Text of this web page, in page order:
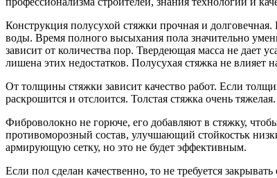
Конструкция полусухой стяжки прочная и
воды. Время полного высыхания пола значительно
зависит от количества пор. Твердеющая масса не дает
лишена этих недостатков. Полусухая стяжка не влияет
От толщины стяжки зависит качество работ. Если
раскрошится и отслоится. Толстая стяжка очень
Фиброволокно не горюче, его добавляют в стяжку,
противоморозный состав, улучшающий стойкостьк
армирующую сетку, но это не будет эффективным.
Если пол сделан качественно, то не требуется